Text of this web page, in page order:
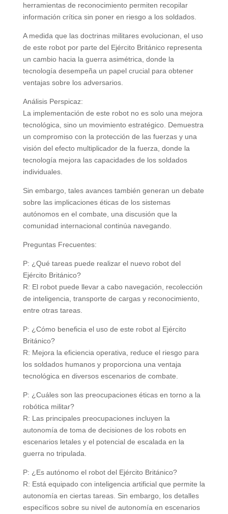
herramientas de reconocimiento permiten recopilar
información crítica sin poner en riesgo a los soldados.
A medida que las doctrinas militares evolucionan, el uso
de este robot por parte del Ejército Británico representa
un cambio hacia la guerra asimétrica, donde la
tecnología desempeña un papel crucial para obtener
ventajas sobre los adversarios.
Análisis Perspicaz:
La implementación de este robot no es solo una mejora
tecnológica, sino un movimiento estratégico. Demuestra
un compromiso con la protección de las fuerzas y una
visión del efecto multiplicador de la fuerza, donde la
tecnología mejora las capacidades de los soldados
individuales.
Sin embargo, tales avances también generan un debate
sobre las implicaciones éticas de los sistemas
autónomos en el combate, una discusión que la
comunidad internacional continúa navegando.
Preguntas Frecuentes:
P: ¿Qué tareas puede realizar el nuevo robot del
Ejército Británico?
R: El robot puede llevar a cabo navegación, recolección
de inteligencia, transporte de cargas y reconocimiento,
entre otras tareas.
P: ¿Cómo beneficia el uso de este robot al Ejército
Británico?
R: Mejora la eficiencia operativa, reduce el riesgo para
los soldados humanos y proporciona una ventaja
tecnológica en diversos escenarios de combate.
P: ¿Cuáles son las preocupaciones éticas en torno a la
robótica militar?
R: Las principales preocupaciones incluyen la
autonomía de toma de decisiones de los robots en
escenarios letales y el potencial de escalada en la
guerra no tripulada.
P: ¿Es autónomo el robot del Ejército Británico?
R: Está equipado con inteligencia artificial que permite la
autonomía en ciertas tareas. Sin embargo, los detalles
específicos sobre su nivel de autonomía en escenarios